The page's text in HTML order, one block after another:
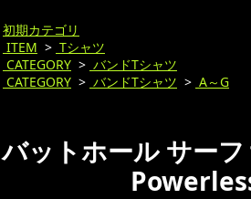
初期カテゴリ
ITEM > Tシャツ
CATEGORY > バンドTシャツ
CATEGORY > バンドTシャツ > A～G
バットホール サー